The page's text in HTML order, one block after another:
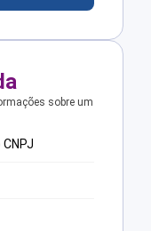
sobre um